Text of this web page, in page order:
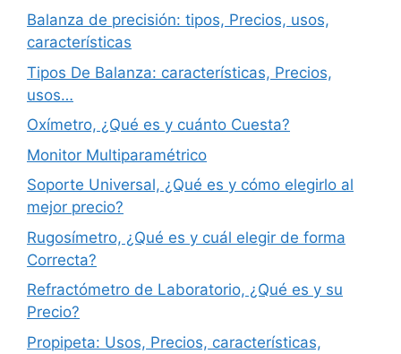
Balanza de precisión: tipos, Precios, usos,
características
Tipos De Balanza: características, Precios,
usos…
Oxímetro, ¿Qué es y cuánto Cuesta?
Monitor Multiparamétrico
Soporte Universal, ¿Qué es y cómo elegirlo al
mejor precio?
Rugosímetro, ¿Qué es y cuál elegir de forma
Correcta?
Refractómetro de Laboratorio, ¿Qué es y su
Precio?
Propipeta: Usos, Precios, características,